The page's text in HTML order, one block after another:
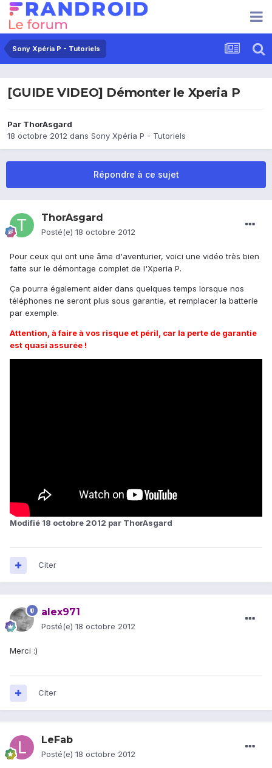
Sony Xpéria P - Tutoriels
[GUIDE VIDEO] Démonter le Xperia P
Par ThorAsgard
18 octobre 2012 dans Sony Xpéria P - Tutoriels
Répondre à ce sujet
ThorAsgard
Posté(e) 18 octobre 2012
Pour ceux qui ont une âme d'aventurier, voici une vidéo très bien
faite sur le démontage complet de l'Xperia P.
Ça pourra également aider dans quelques temps lorsque nos
téléphones ne seront plus sous garantie, et remplacer la batterie
par exemple.
Attention, à faire à vos risque et péril, car la perte de garantie
est quasi assurée !
Modifié 18 octobre 2012 par ThorAsgard
Citer
alex971
Posté(e) 18 octobre 2012
Merci :)
Citer
LeFab
Posté(e) 18 octobre 2012